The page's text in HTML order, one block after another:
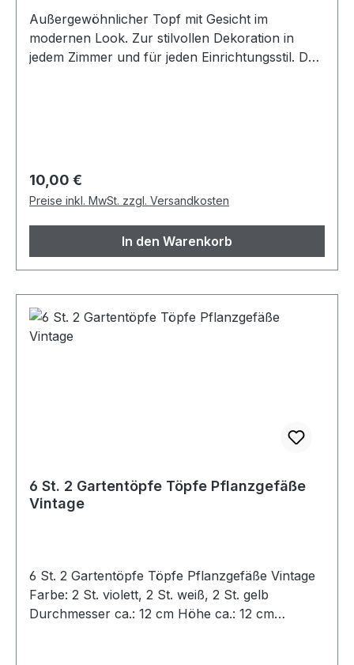
Außergewöhnlicher Topf mit Gesicht im
modernen Look. Zur stilvollen Dekoration in
jedem Zimmer und für jeden Einrichtungsstil. Das
Regulärer Preis:
10,00 €
Preise inkl. MwSt. zzgl. Versandkosten
In den Warenkorb
6 St. 2 Gartentöpfe Töpfe Pflanzgefäße
Vintage
6 St. 2 Gartentöpfe Töpfe Pflanzgefäße Vintage
Farbe: 2 St. violett, 2 St. weiß, 2 St. gelb
Durchmesser ca.: 12 cm Höhe ca.: 12 cm